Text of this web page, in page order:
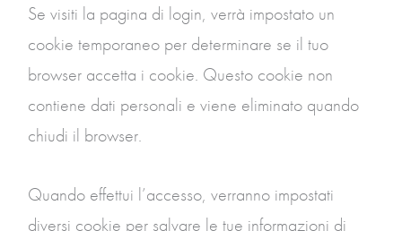
Se visiti la pagina di login, verrà impostato un
cookie temporaneo per determinare se il tuo
browser accetta i cookie. Questo cookie non
contiene dati personali e viene eliminato quando
chiudi il browser.
Quando effettui l’accesso, verranno impostati
diversi cookie per salvare le tue informazioni di